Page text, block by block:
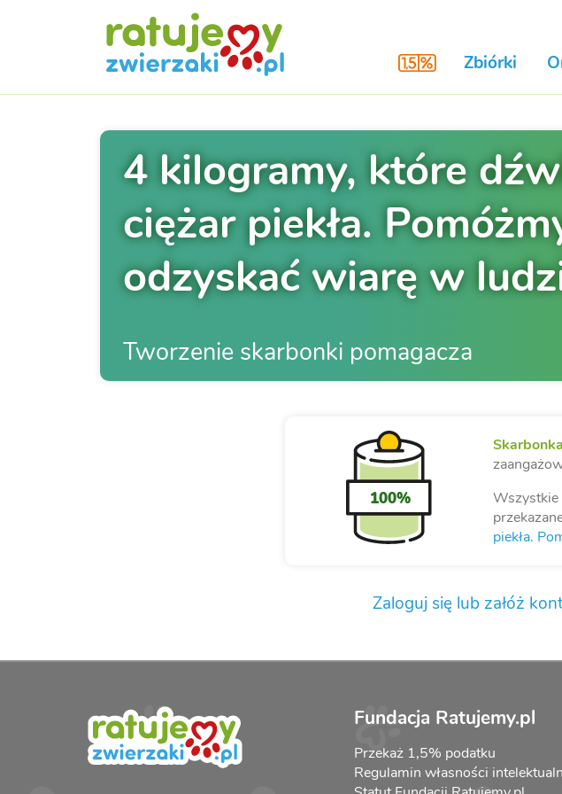
Zbiórki
4 kilogramy, które
ciężar piekła.
odzyskać wiarę w
Tworzenie skarbonki pomagacza
100%
Skarbonka
Wszystkie
piekła.
Zaloguj się lub załóż
Fundacja Ratujemy.pl
Przekaż 1,5% podatku
Regulamin własności